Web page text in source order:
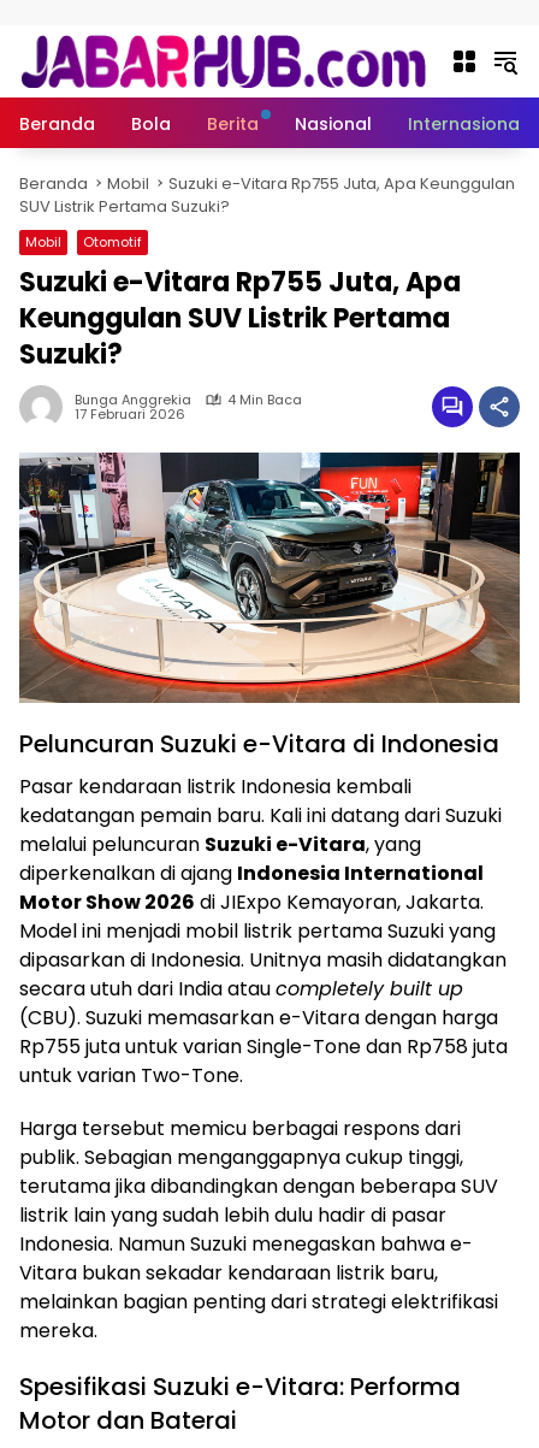
Beranda Bola Berita Nasional Internasional
Beranda Mobil
Suzuki e-Vitara Rp755 Juta, Apa Keunggulan
SUV Listrik Pertama Suzuki?
Mobil Otomotif
Suzuki e-Vitara Rp755 Juta, Apa
Keunggulan SUV Listrik Pertama
Suzuki?
Bunga Anggrekia 4 Min Baca
17 Februari 2026
Peluncuran Suzuki e-Vitara di Indonesia
Pasar kendaraan listrik Indonesia kembali
kedatangan pemain baru. Kali ini datang dari Suzuki
melalui peluncuran Suzuki e-Vitara, yang
diperkenalkan di ajang Indonesia International
Motor Show 2026 di JIExpo Kemayoran, Jakarta.
Model ini menjadi mobil listrik pertama Suzuki yang
dipasarkan di Indonesia. Unitnya masih didatangkan
secara utuh dari India ataucompletely built up
(CBU). Suzuki memasarkan e-Vitara dengan harga
Rp755 juta untuk varian Single-Tone dan Rp758 juta
untuk varian Two-Tone.
Harga tersebut memicu berbagai respons dari
publik. Sebagian menganggapnya cukup tinggi,
terutama jika dibandingkan dengan beberapa SUV
listrik lain yang sudah lebih dulu hadir di pasar
Indonesia. Namun Suzuki menegaskan bahwa e-
Vitara bukan sekadar kendaraan listrik baru,
melainkan bagian penting dari strategi elektrifikasi
mereka.
Spesifikasi Suzuki e-Vitara: Performa
Motor dan Baterai